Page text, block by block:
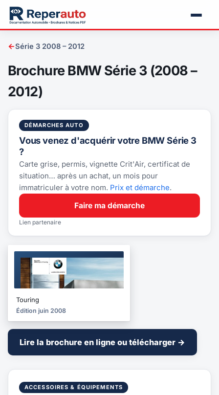
←Série 3 2008 – 2012
Brochure BMW Série 3 (2008 –
2012)
DÉMARCHES AUTO
Vous venez d'acquérir votre BMW Série 3
?
Carte grise, permis, vignette Crit'Air, certificat de
situation… après un achat, un mois pour
immatriculer à votre nom. Prix et démarche.
Faire ma démarche
Lien partenaire
BROCHURE
2008
Touring
Édition juin 2008
Lire la brochure en ligne ou télécharger →
ACCESSOIRES & ÉQUIPEMENTS